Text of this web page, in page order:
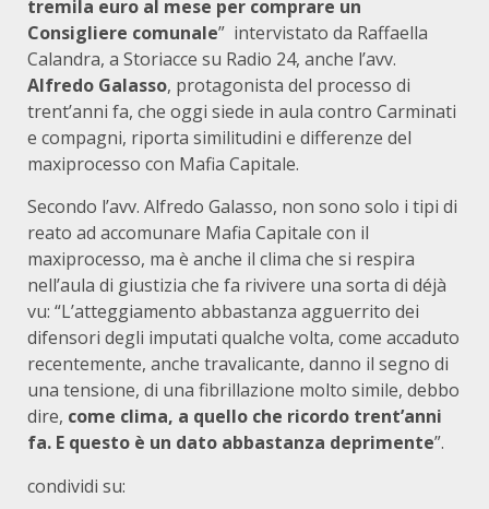
tremila euro al mese per comprare un
Consigliere comunale” intervistato da Raffaella
Calandra, a Storiacce su Radio 24, anche l’avv.
Alfredo Galasso, protagonista del processo di
trent’anni fa, che oggi siede in aula contro Carminati
e compagni, riporta similitudini e differenze del
maxiprocesso con Mafia Capitale.
Secondo l’avv. Alfredo Galasso, non sono solo i tipi di
reato ad accomunare Mafia Capitale con il
maxiprocesso, ma è anche il clima che si respira
nell’aula di giustizia che fa rivivere una sorta di déjà
vu: “L’atteggiamento abbastanza agguerrito dei
difensori degli imputati qualche volta, come accaduto
recentemente, anche travalicante, danno il segno di
una tensione, di una fibrillazione molto simile, debbo
dire, come clima, a quello che ricordo trent’anni
fa. E questo è un dato abbastanza deprimente”.
condividi su: